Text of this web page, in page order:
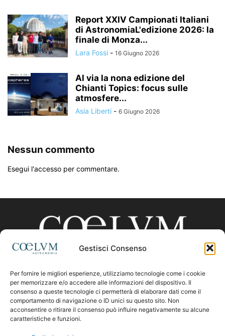
Gestisci Consenso
Per fornire le migliori esperienze, utilizziamo tecnologie come i cookie
per memorizzare e/o accedere alle informazioni del dispositivo. Il
consenso a queste tecnologie ci permetterà di elaborare dati come il
comportamento di navigazione o ID unici su questo sito. Non
acconsentire o ritirare il consenso può influire negativamente su alcune
caratteristiche e funzioni.
Report XXIV Campionati Italiani
di AstronomiaL'edizione 2026: la
finale di Monza...
Lara Fossi - 16 Giugno 2026
Al via la nona edizione del
Chianti Topics: focus sulle
atmosfere...
Asia Liberti - 6 Giugno 2026
Nessun commento
Esegui l'accesso per commentare.
CHI SIAMO
Contattaci:coelumastro@coelum.com